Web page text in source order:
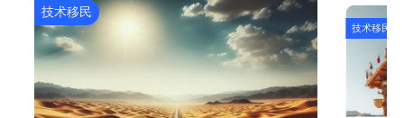
民的力量。工党政府也在推动高技能工人进入澳洲，为
他们获得永居权铺平道路。
技术移民
技术移民